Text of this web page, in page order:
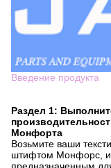
Введение продукта
Раздел 1:
Монфорта
Возьмите ваши
штифтом Монфорс,